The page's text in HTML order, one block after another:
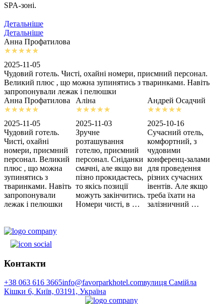
SPA-зоні.
Детальніше
Детальніше
Анна Профатилова
2025-11-05
Чудовий готель. Чисті, охайні номери, приємний персонал.
Великий плюс , що можна зупинятись з тваринками. Навіть
запропонували лежак і пелюшки
Анна Профатилова
2025-11-05
Чудовий готель.
Чисті, охайні
номери, приємний
персонал. Великий
плюс , що можна
зупинятись з
тваринками. Навіть
запропонували
лежак і пелюшки
Аліна
2025-11-03
Зручне
розташування
готелю, приємний
персонал. Сніданки
смачні, але якщо ви
пізно прокидаєтесь,
то якісь позиції
можуть закінчитись.
Номери чисті, в …
Андрей Осадчий
2025-10-16
Сучасний отель,
комфортний, з
чудовими
конференц-залами
для проведення
різних сучасних
івентів. Але якщо
треба їхати на
залізничний …
Контакти
+38 063 616 3665info@favorparkhotel.comвулиця Самійла
Кішки 6, Київ, 03191, Україна